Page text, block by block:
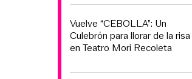
Vuelve “CEBOLLA”: Un
Culebrón para llorar de la risa
en Teatro Mori Recoleta